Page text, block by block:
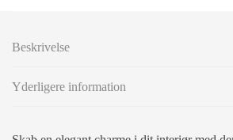
Beskrivelse
Yderligere information